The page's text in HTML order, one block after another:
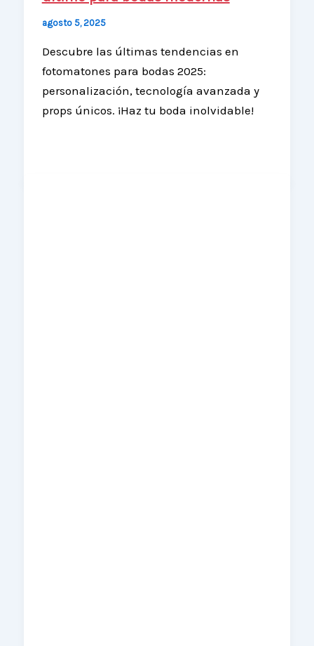
agosto 5, 2025
Descubre las últimas tendencias en
fotomatones para bodas 2025:
personalización, tecnología avanzada y
props únicos. ¡Haz tu boda inolvidable!